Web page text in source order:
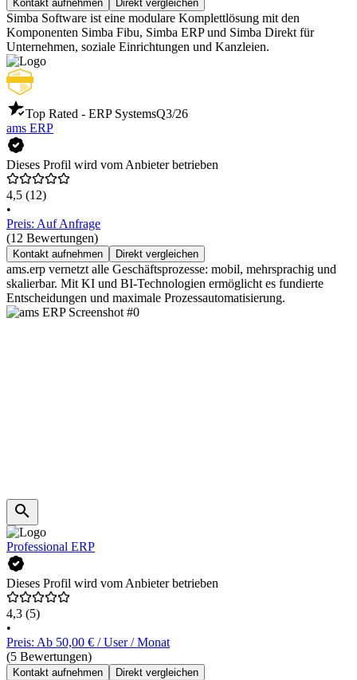
Kontakt aufnehmen Direkt vergleichen
Simba Software ist eine modulare Komplettlösung mit den
Komponenten Simba Fibu, Simba ERP und Simba Direkt für
Unternehmen, soziale Einrichtungen und Kanzleien.
Top Rated - ERP SystemsQ3/26
ams ERP
Dieses Profil wird vom Anbieter betrieben
4,5 (12)
•
Preis: Auf Anfrage
(12 Bewertungen)
Kontakt aufnehmen Direkt vergleichen
ams.erp vernetzt alle Geschäftsprozesse: mobil, mehrsprachig und
skalierbar. Mit KI und BI-Technologien ermöglicht es fundierte
Entscheidungen und maximale Prozessautomatisierung.
Professional ERP
Dieses Profil wird vom Anbieter betrieben
4,3 (5)
•
Preis: Ab 50,00 € / User / Monat
(5 Bewertungen)
Kontakt aufnehmen Direkt vergleichen